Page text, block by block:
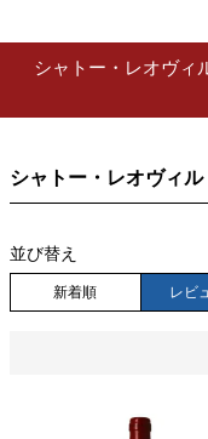
シャトー・レオヴィ
シャトー・レオヴィ
並び替え
新着順 レビ
在庫なし商品を
予約商品
並び順
優先度順